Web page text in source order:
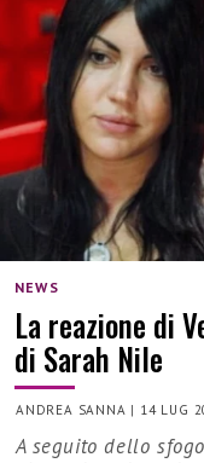
NEWS
La reazione di
di Sarah Nile
ANDREA SANNA | 14 LUG
A seguito dello